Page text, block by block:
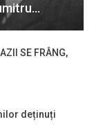
SE FRÂNG,
deținuți